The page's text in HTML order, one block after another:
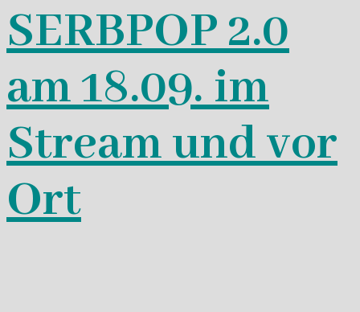
SERBPOP 2.0
am 18.09. im
Stream und vor
Ort